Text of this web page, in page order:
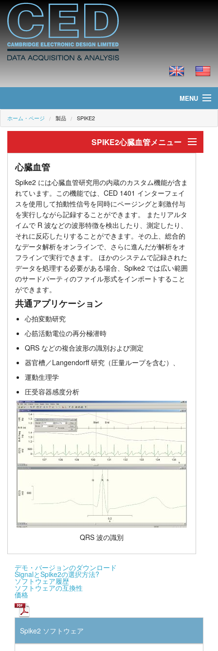
MENU
ホーム・ページ
製品
価格
ダウンロード
チュートリアル
サポート
販売店
ホーム・ページ 製品 SPIKE2
SPIKE2心臓血管メニュー
記録と刺激
解析
心臓血管
Spike2 には心臓血管研究用の内蔵のカスタム機能が含ま
れています。この機能では、CED 1401 インターフェイ
スを使用して拍動性信号を同時にページングと刺激付与
を実行しながら記録することができます。 またリアルタ
イムで R 波などの波形特徴を検出したり、測定したり、
それに反応したりすることができます。その上、総合的
なデータ解析をオンラインで、さらに進んだが解析をオ
フラインで実行できます。 ほかのシステムで記録された
データを処理する必要がある場合、Spike2 では広い範囲
のサードパーティのファイル形式をインポートすること
ができます。
共通アプリケーション
心拍変動研究
心筋活動電位の再分極潜時
QRS などの複合波形の識別および測定
器官槽／Langendorff 研究（圧量ループを含む）、
運動生理学
圧受容器感度分析
QRS 波の識別
デモ・バージョンのダウンロード
SignalとSpike2の選択方法?
ソフトウェア履歴
ソフトウェアの互換性
価格
Spike2 ソフトウェア